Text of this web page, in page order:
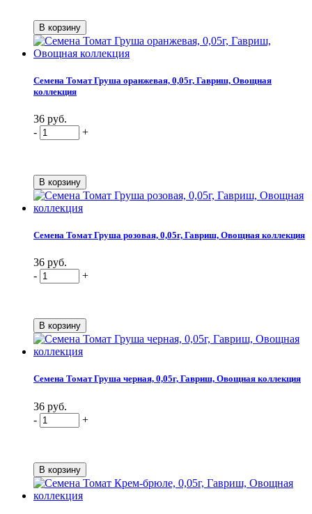
Семена Томат Груша оранжевая, 0,05г, Гавриш, Овощная
коллекция
36 руб.
-
+
Семена Томат Груша розовая, 0,05г, Гавриш, Овощная коллекция
36 руб.
-
+
Семена Томат Груша черная, 0,05г, Гавриш, Овощная коллекция
36 руб.
-
+